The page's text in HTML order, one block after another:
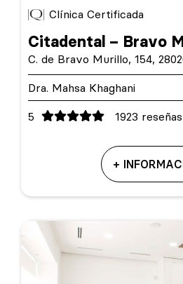
Clínica Certificada
Citadental – Bravo
C. de Bravo Murillo, 154,
Dra. Mahsa Khaghani
5 1923
+